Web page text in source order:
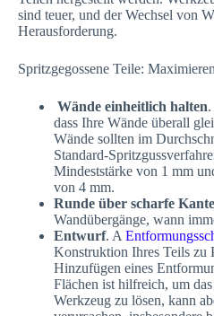
sind teuer, und der Wechsel von
Herausforderung.
Spritzgegossene Teile:
Wände einheitlich halten
dass Ihre Wände überall
Wände sollten im
Standard-
Mindeststärke von 1 mm
von 4 mm.
Runde über scharfe
Wandübergänge, wann
Entwurf. A
Konstruktion Ihres Teils zu
Hinzufügen eines
Flächen ist hilfreich, um
Werkzeug zu lösen, kann